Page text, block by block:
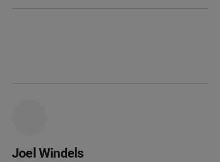
Joel Windels